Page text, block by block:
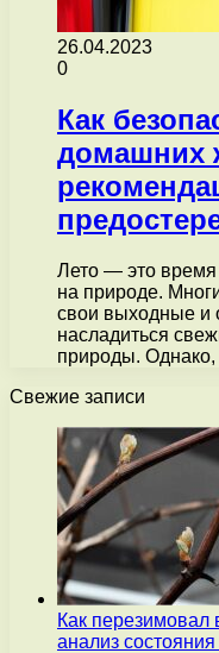
26.04.2023
0
Как
домашних
Лето — это время
на природе.
свои выходные и
насладиться
природы.
Свежие записи
Как перезимовал
анализ